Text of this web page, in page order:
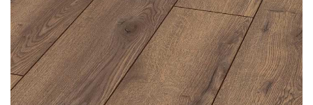
River 12 mm
Timeless 12mm
Woodstock 8mm
Woodstock PRO 8mm
Woodstock XL 10mm
Woodstock XL 8mm